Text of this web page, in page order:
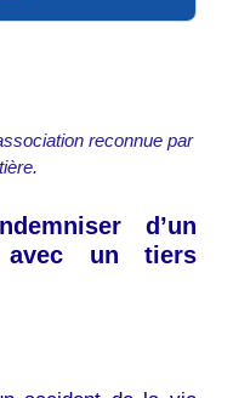
reconnue par
d’un
un tiers